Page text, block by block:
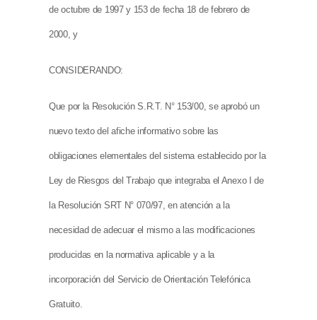
de octubre de 1997 y 153 de fecha 18 de febrero de
2000, y
CONSIDERANDO:
Que por la Resolución S.R.T. N° 153/00, se aprobó un
nuevo texto del afiche informativo sobre las
obligaciones elementales del sistema establecido por la
Ley de Riesgos del Trabajo que integraba el Anexo I de
la Resolución SRT N° 070/97, en atención a la
necesidad de adecuar el mismo a las modificaciones
producidas en la normativa aplicable y a la
incorporación del Servicio de Orientación Telefónica
Gratuito.